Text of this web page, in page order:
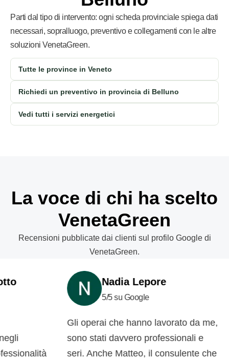
Parti dal tipo di intervento: ogni scheda provinciale spiega dati
necessari, sopralluogo, preventivo e collegamenti con le altre
soluzioni VenetaGreen.
Tutte le province in Veneto
Richiedi un preventivo in provincia di Belluno
Vedi tutti i servizi energetici
La voce di chi ha scelto
VenetaGreen
Recensioni pubblicate dai clienti sul profilo Google di
VenetaGreen.
Nadia Lepore
5/5 su Google
Gli operai che hanno lavorato da me,
sono stati davvero professionali e
seri. Anche Matteo, il consulente che